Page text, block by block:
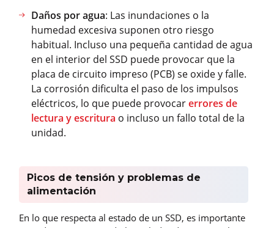
Daños por agua: Las inundaciones o la
humedad excesiva suponen otro riesgo
habitual. Incluso una pequeña cantidad de agua
en el interior del SSD puede provocar que la
placa de circuito impreso (PCB) se oxide y falle.
La corrosión dificulta el paso de los impulsos
eléctricos, lo que puede provocarerrores de
lectura y escritura o incluso un fallo total de la
unidad.
Picos de tensión y problemas de
alimentación
En lo que respecta al estado de un SSD, es importante